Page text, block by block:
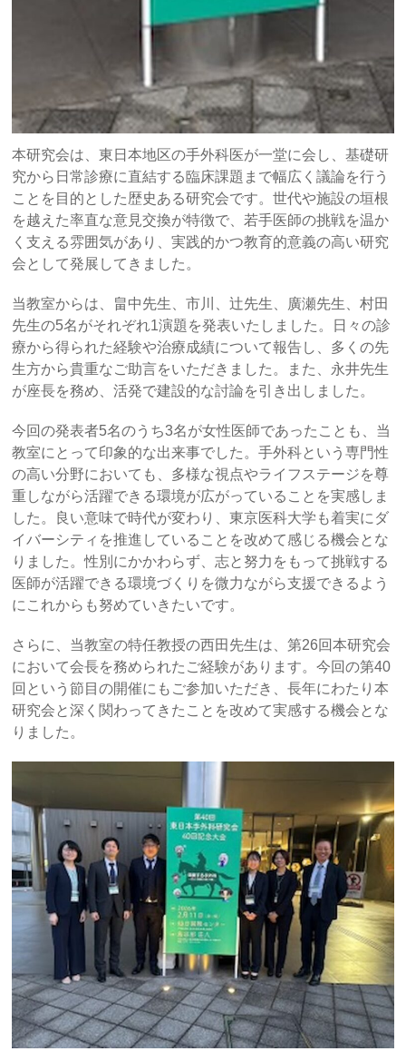
本研究会は、東日本地区の手外科医が一堂に会し、基礎研
究から日常診療に直結する臨床課題まで幅広く議論を行う
ことを目的とした歴史ある研究会です。世代や施設の垣根
を越えた率直な意見交換が特徴で、若手医師の挑戦を温か
く支える雰囲気があり、実践的かつ教育的意義の高い研究
会として発展してきました。
当教室からは、畠中先生、市川、辻先生、廣瀬先生、村田
先生の5名がそれぞれ1演題を発表いたしました。日々の診
療から得られた経験や治療成績について報告し、多くの先
生方から貴重なご助言をいただきました。また、永井先生
が座長を務め、活発で建設的な討論を引き出しました。
今回の発表者5名のうち3名が女性医師であったことも、当
教室にとって印象的な出来事でした。手外科という専門性
の高い分野においても、多様な視点やライフステージを尊
重しながら活躍できる環境が広がっていることを実感しま
した。良い意味で時代が変わり、東京医科大学も着実にダ
イバーシティを推進していることを改めて感じる機会とな
りました。性別にかかわらず、志と努力をもって挑戦する
医師が活躍できる環境づくりを微力ながら支援できるよう
にこれからも努めていきたいです。
さらに、当教室の特任教授の西田先生は、第26回本研究会
において会長を務められたご経験があります。今回の第40
回という節目の開催にもご参加いただき、長年にわたり本
研究会と深く関わってきたことを改めて実感する機会とな
りました。